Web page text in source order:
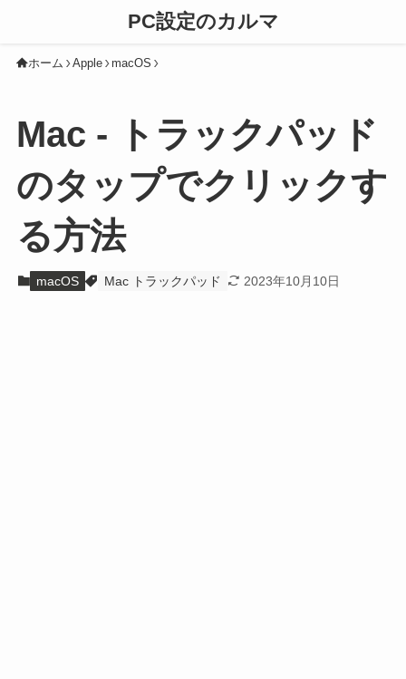
PC設定のカルマ
ホーム Apple macOS
Mac - トラックパッド
のタップでクリックす
る方法
macOS Mac トラックパッド 2023年10月10日